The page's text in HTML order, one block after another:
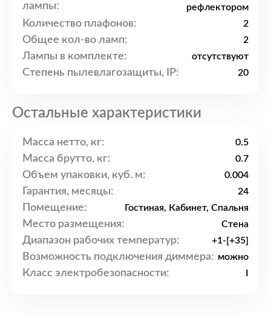
лампы:
рефлектором
Количество плафонов: 2
Общее кол-во ламп: 2
Лампы в комплекте: отсутствуют
Степень пылевлагозащиты, IP: 20
Остальные характеристики
Масса нетто, кг: 0.5
Масса брутто, кг: 0.7
Объем упаковки, куб. м: 0.004
Гарантия, месяцы: 24
Помещение: Гостиная, Кабинет, Спальня
Место размещения: Стена
Диапазон рабочих температур: +1-[+35]
Возможность подключения диммера: можно
Класс электробезопасности: